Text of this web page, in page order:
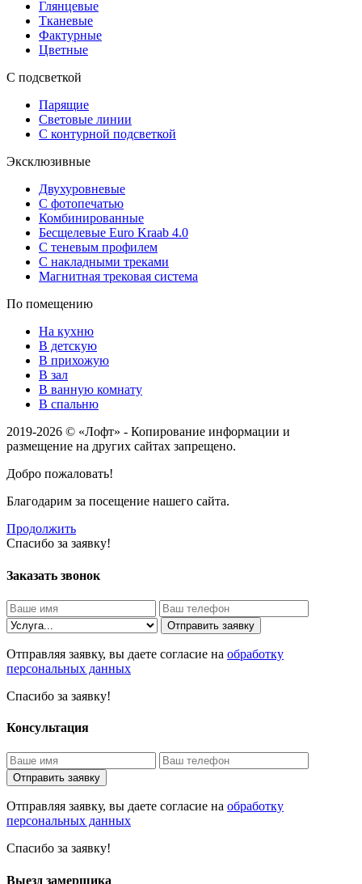
Глянцевые
Тканевые
Фактурные
Цветные
С подсветкой
Парящие
Световые линии
С контурной подсветкой
Эксклюзивные
Двухуровневые
С фотопечатью
Комбинированные
Бесщелевые Euro Kraab 4.0
С теневым профилем
С накладными треками
Магнитная трековая система
По помещению
На кухню
В детскую
В прихожую
В зал
В ванную комнату
В спальню
2019-2026 © «Лофт» - Копирование информации и
размещение на других сайтах запрещено.
Добро пожаловать!
Благодарим за посещение нашего сайта.
Продолжить
Спасибо за заявку!
Заказать звонок
Отправить заявку
Отправляя заявку, вы даете согласие на обработку
персональных данных
Спасибо за заявку!
Консультация
Отправить заявку
Отправляя заявку, вы даете согласие на обработку
персональных данных
Спасибо за заявку!
Выезд замерщика